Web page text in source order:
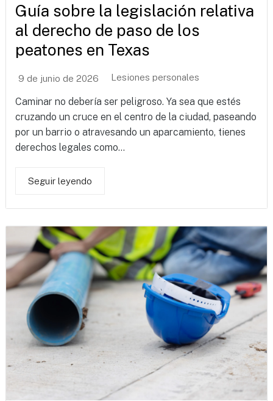
Guía sobre la legislación relativa
al derecho de paso de los
peatones en Texas
9 de junio de 2026 Lesiones personales
Caminar no debería ser peligroso. Ya sea que estés
cruzando un cruce en el centro de la ciudad, paseando
por un barrio o atravesando un aparcamiento, tienes
derechos legales como...
Seguir leyendo